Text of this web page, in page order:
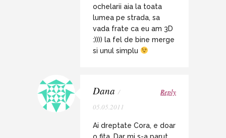
ochelarii aia la toata
lumea pe strada, sa
vada frate ca eu am 3D
:)))) la fel de bine merge
si unul simplu
Dana /
05.05.2011
Reply
Ai dreptate Cora, e doar
o fita. Dar mi s-a parut